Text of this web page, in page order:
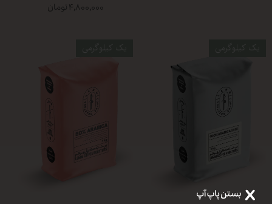
۴,۸۰۰,۰۰۰ تومان